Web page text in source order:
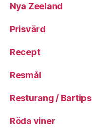
Nya Zeeland
Prisvärd
Recept
Resmål
Resturang / Bartips
Röda viner